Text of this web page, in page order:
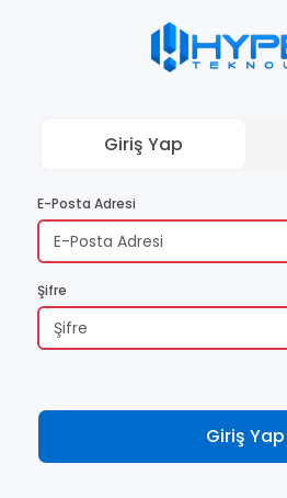
Giriş Yap
E-Posta Adresi
Şifre
Giriş Yap